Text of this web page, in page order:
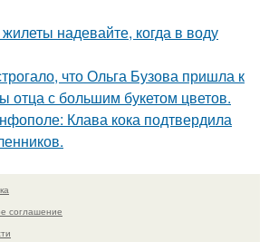
надевайте, когда в воду
что Ольга Бузова пришла к
отца с большим букетом цветов.
Клава кока подтвердила
соглашение